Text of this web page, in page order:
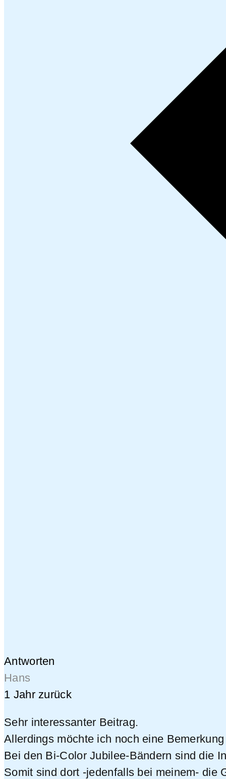
Antworten
Hans
1 Jahr zurück
Sehr interessanter Beitrag.
Allerdings möchte ich noch eine
Bei den Bi-ColorJubilee-Bändern sind die
Somit sind dort -jedenfalls bei meinem- die